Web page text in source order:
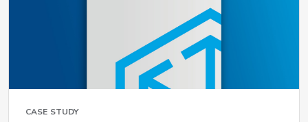
CASE STUDY